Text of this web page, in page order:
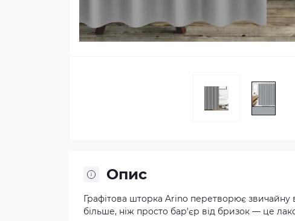
Опис
Графітова шторка Arino перетворює звичайну
більше, ніж просто бар'єр від бризок — це